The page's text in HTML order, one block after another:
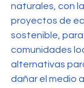
naturales, con
proyectos de
sostenible,
comunidades
alternativas
dañar el medio